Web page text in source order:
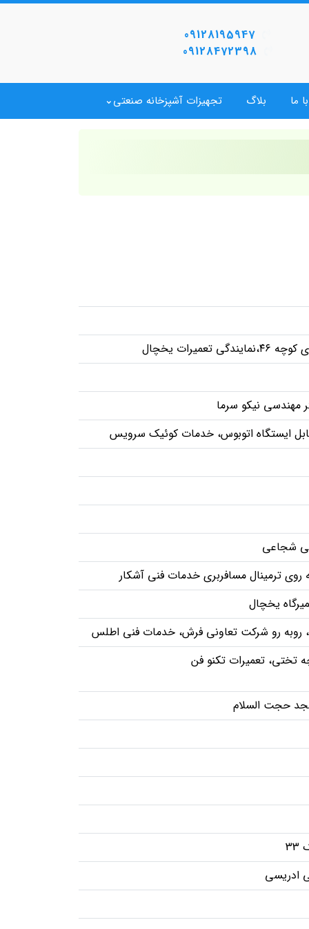
09128195947
09128472398
ما بلاگ تجهیزات آشپزخانه صنعتی
یخچال
ایستگاه اتوبوس، خدمات کوئیک سرویس
شجاعی
ترمینال مسافربری خدمات فنی آشکار
یخچال
تختی، تعمیرات تکنو فن
حجت السلام
ادریسی